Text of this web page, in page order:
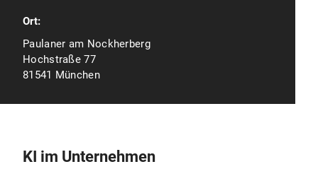
Ort:
Paulaner am Nockherberg
Hochstraße 77
81541 München
KI im Unternehmen